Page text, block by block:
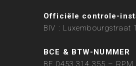
Officiële controle-
BIV : Luxembourgstraat
BCE & BTW-NUMMER
BE 0453.314.355 – RPM